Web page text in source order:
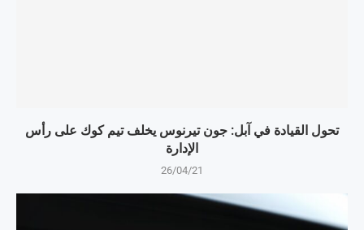
تحول القيادة في آبل: جون تيرنوس يخلف تيم كوك على رأس
الإدارة
26/04/21